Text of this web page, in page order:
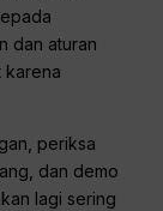
dan aturan
karena
periksa
dan demo
lagi sering